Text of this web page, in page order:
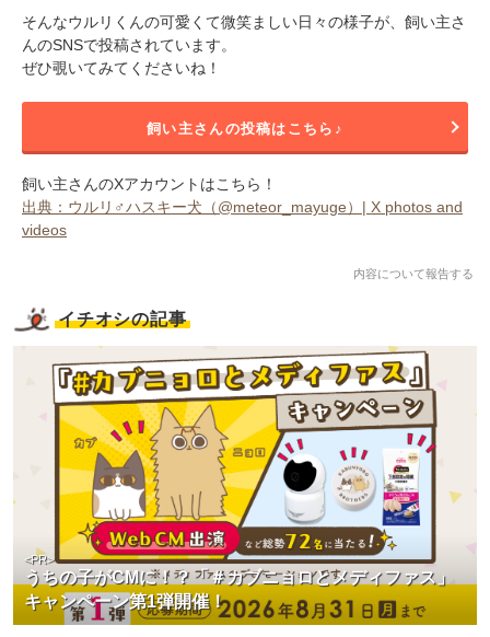
そんなウルリくんの可愛くて微笑ましい日々の様子が、飼い主さ
んのSNSで投稿されています。
ぜひ覗いてみてくださいね！
飼い主さんの投稿はこちら♪
飼い主さんのXアカウントはこちら！
出典：ウルリ♂ハスキー犬（@meteor_mayuge）| X photos and
videos
内容について報告する
イチオシの記事
うちの子がCMに！？「＃カブニョロとメディファス」
キャンペーン第1弾開催！
<PR>